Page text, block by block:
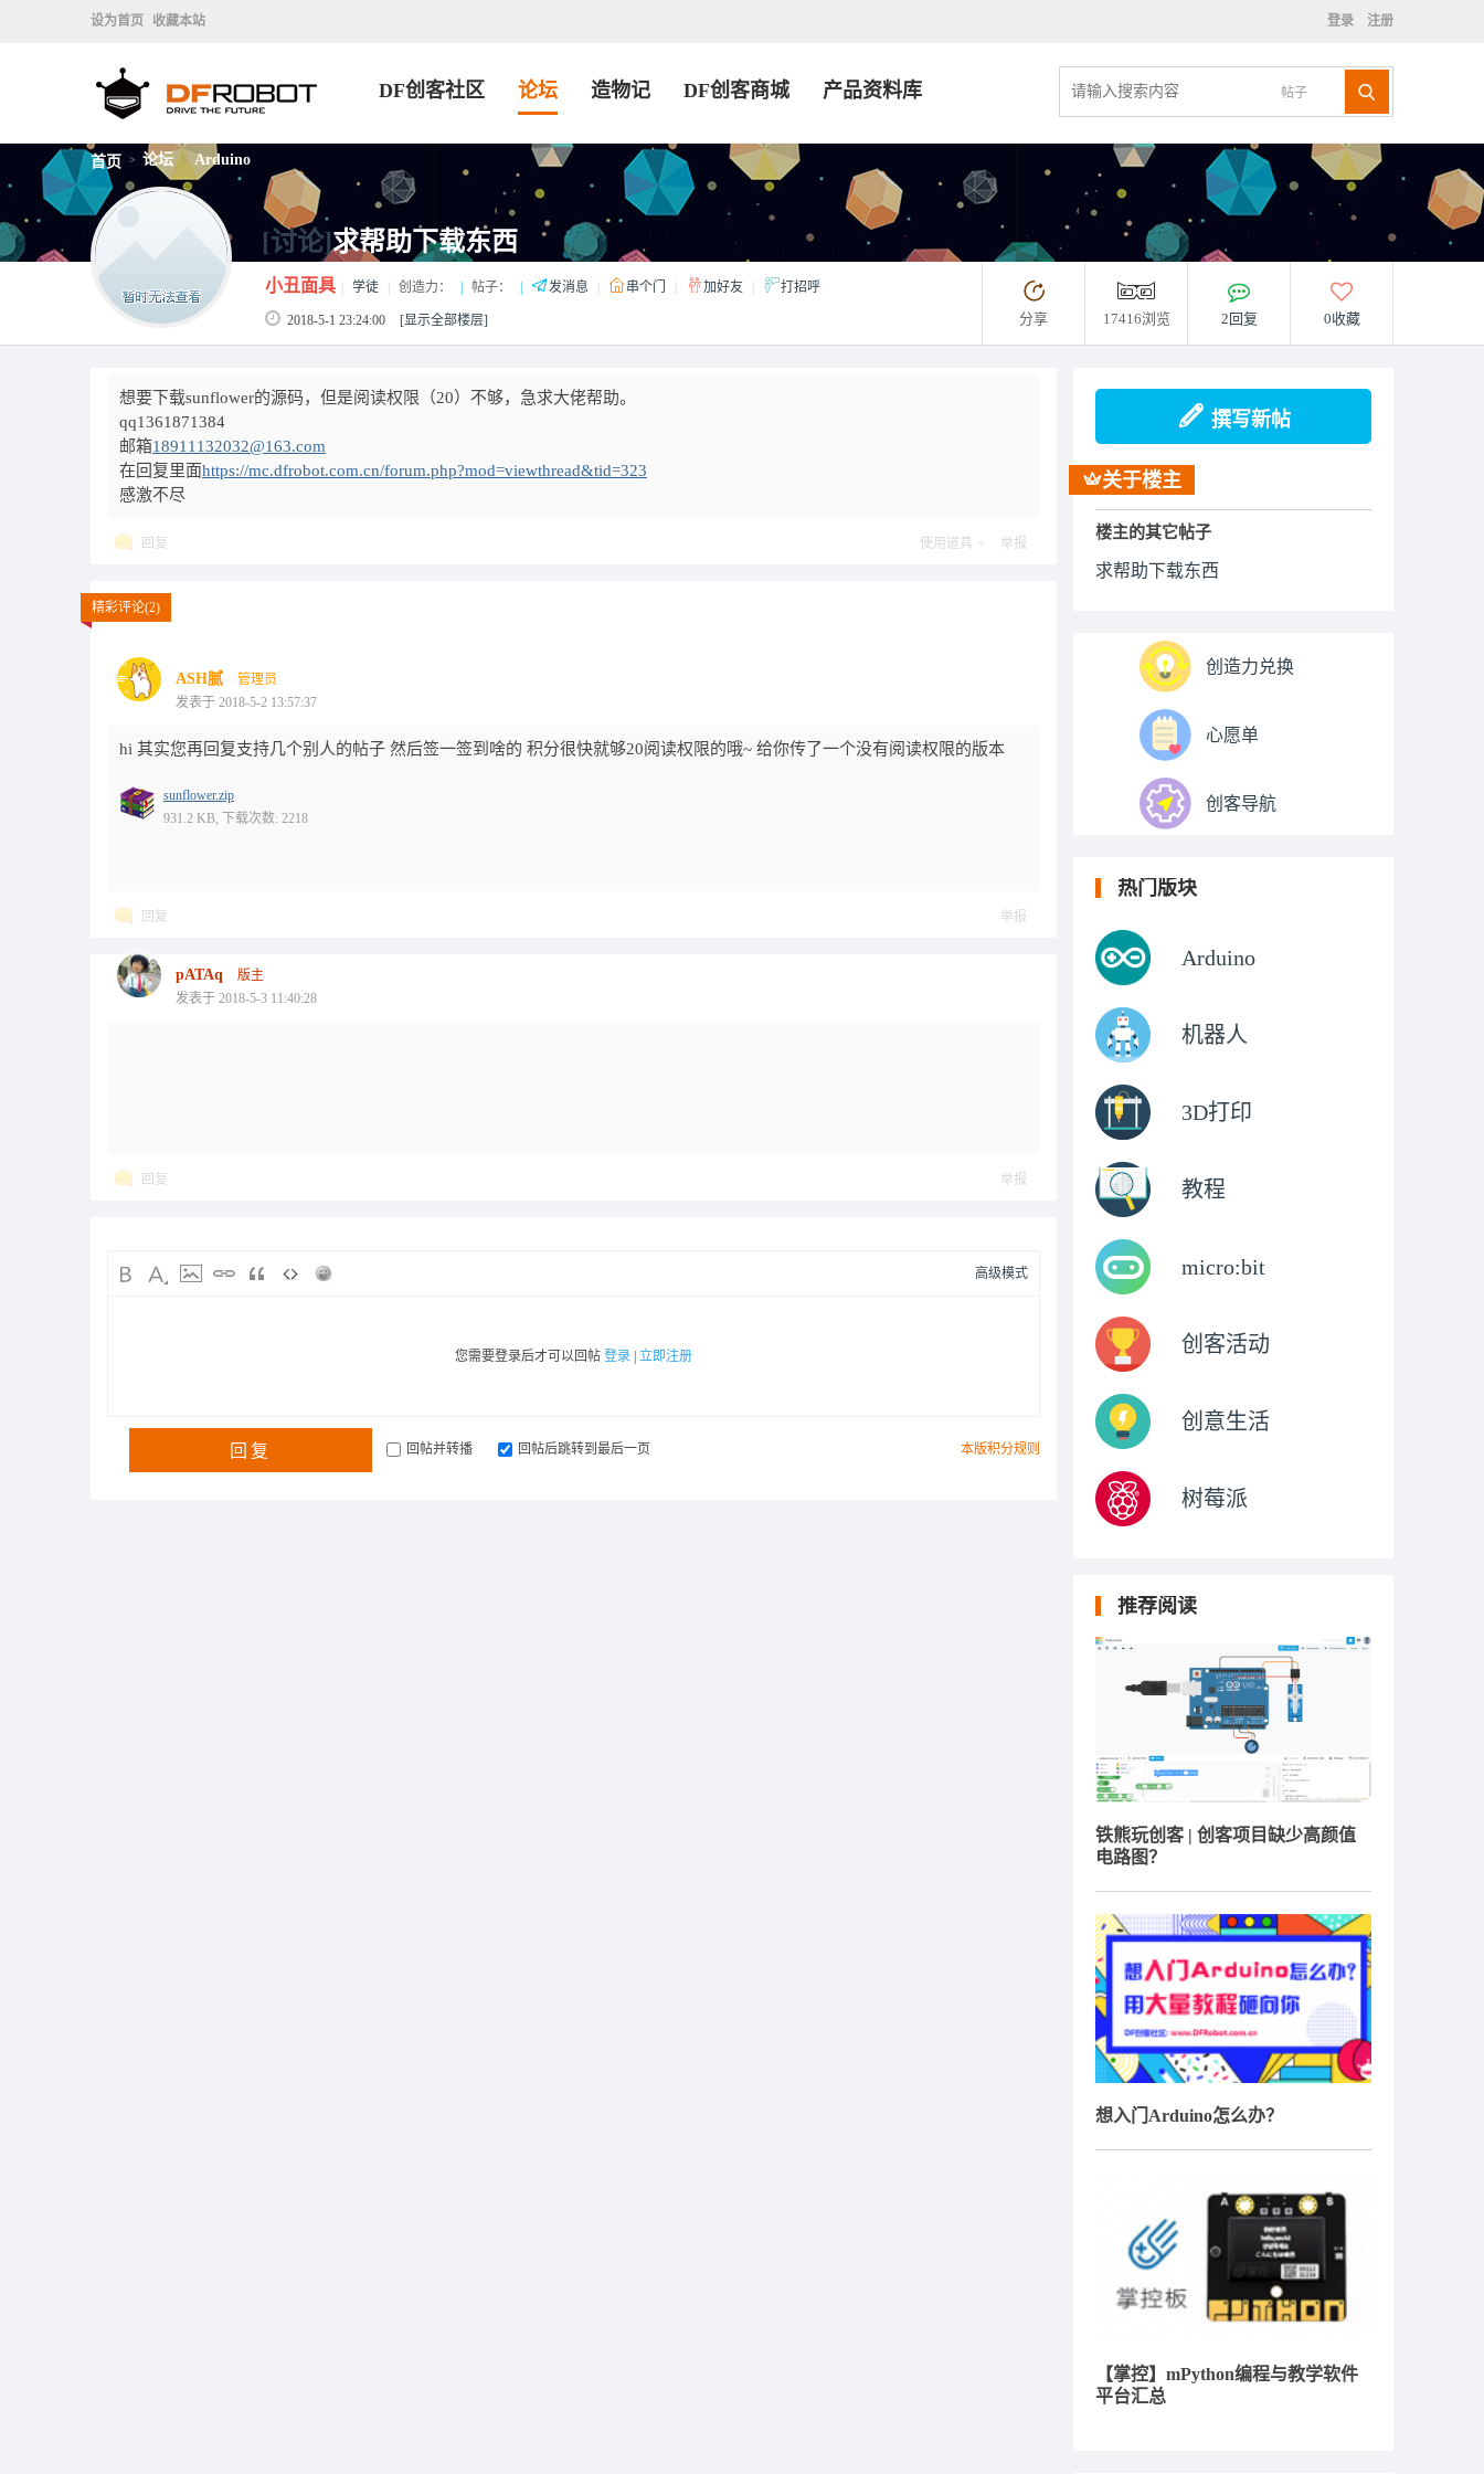
设为首页 收藏本站 登录 注册
帖子
DF创客社区 论坛 造物记 DF创客商城 产品资料库
首页 > 论坛 > Arduino
[讨论]求帮助下载东西
小丑面具 学徒 创造力： 帖子： 发消息 串个门 加好友 打招呼
2018-5-1 23:24:00 [显示全部楼层] 分享 17416浏览 2回复 0收藏
想要下载sunflower的源码，但是阅读权限（20）不够，急求大佬帮助。
qq1361871384
邮箱18911132032@163.com
在回复里面https://mc.dfrobot.com.cn/forum.php?mod=viewthread&tid=323
感激不尽
回复 使用道具 举报
精彩评论(2)
ASH腻
管理员
发表于 2018-5-2 13:57:37
hi 其实您再回复支持几个别人的帖子 然后签一签到啥的 积分很快就够20阅读权限的哦~ 给你传了一个没有阅读权限的版本
sunflower.zip
931.2 KB, 下载次数: 2218
回复 举报
pATAq
版主
发表于 2018-5-3 11:40:28
回复 举报
高级模式
您需要登录后才可以回帖 登录 立即注册
本版积分规则
回复 回帖并转播 回帖后跳转到最后一页
撰写新帖
关于楼主
楼主的其它帖子
求帮助下载东西
创造力兑换
心愿单
创客导航
热门版块
Arduino
机器人
3D打印
教程
micro:bit
创客活动
创意生活
树莓派
推荐阅读
铁熊玩创客 | 创客项目缺少高颜值
电路图？
想入门Arduino怎么办？
【掌控】mPython编程与教学软件
平台汇总